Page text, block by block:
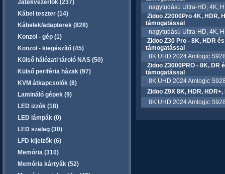
Játékvezérlők (237)
Kábel teszter (14)
Kábelek/adapterek (828)
Konzol - gép (1)
Konzol - kiegészítő (45)
Külső hálózati tároló NAS (50)
Külső periféria házak (97)
KVM átkapcsolók (8)
Lamináló gépek (9)
LED izzók (18)
LED lámpák (0)
LED szalag (30)
LFD kijelzők (6)
Memória (310)
Memória kártyák (52)
nagytudású Ultra-HD, 4K,
Zidoo Z2000Pro 4K, HDR,
támogatással
nagytudású Ultra-HD, 4K,
Zidoo Z30 Pro - 8K, HDR
támogatással
8K UHD 2024 Amlogic
Zidoo Z3000PRO - 8K, DR
támogatással
8K UHD 2024 Amlogic
Zidoo Z9X 8K, HDR,
8K UHD 2024 Amlogic